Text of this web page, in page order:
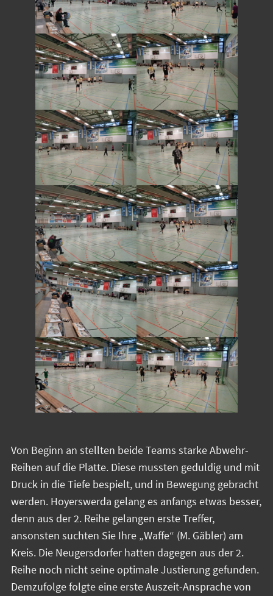
Von Beginn an stellten beide Teams starke Abwehr-
Reihen auf die Platte. Diese mussten geduldig und mit
Druck in die Tiefe bespielt, und in Bewegung gebracht
werden. Hoyerswerda gelang es anfangs etwas besser,
denn aus der 2. Reihe gelangen erste Treffer,
ansonsten suchten Sie Ihre „Waffe“ (M. Gäbler) am
Kreis. Die Neugersdorfer hatten dagegen aus der 2.
Reihe noch nicht seine optimale Justierung gefunden.
Demzufolge folgte eine erste Auszeit-Ansprache von